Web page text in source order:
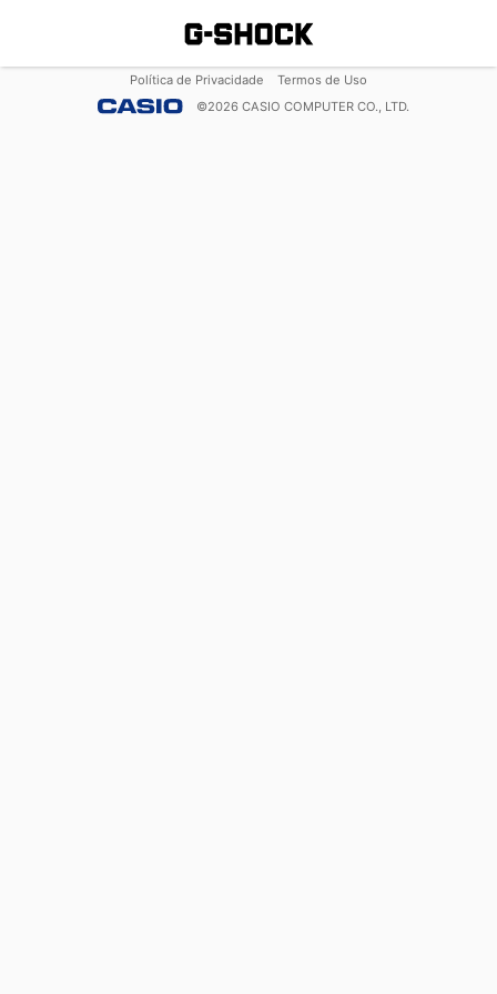
Política de Privacidade
Termos de Uso
©2026 CASIO COMPUTER CO., LTD.